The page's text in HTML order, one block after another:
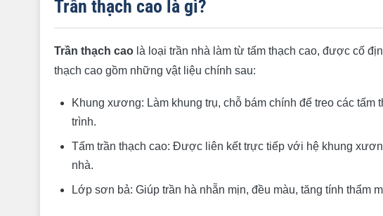
Trần thạch cao là gì?
Trần thạch cao là loại trần nhà làm từ tấm thạch cao, được cố
thạch cao gồm những vật liệu chính sau:
Khung xương: Làm khung trụ, chỗ bám chính để treo các
trình.
Tấm trần thạch cao: Được liên kết trực tiếp với hệ khung
nhà.
Lớp sơn bả: Giúp trần hà nhẵn mịn, đều màu, tăng tính thẩm